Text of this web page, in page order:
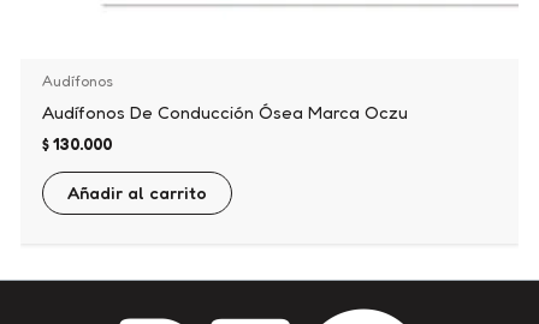
Audífonos
Audífonos De Conducción Ósea Marca Oczu
$130.000
Añadir al carrito